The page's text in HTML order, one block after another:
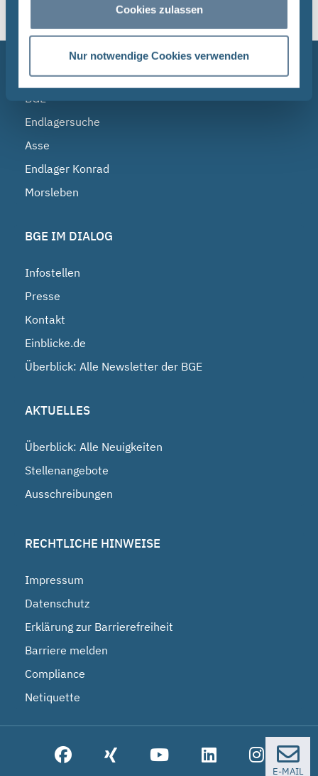
Cookies zulassen
Nur notwendige Cookies verwenden
NAVIGATION
BGE
Endlagersuche
Asse
Endlager Konrad
Morsleben
BGE IM DIALOG
Infostellen
Presse
Kontakt
Einblicke.de
Überblick: Alle Newsletter der BGE
AKTUELLES
Überblick: Alle Neuigkeiten
Stellenangebote
Ausschreibungen
RECHTLICHE HINWEISE
Impressum
Datenschutz
Erklärung zur Barrierefreiheit
Barriere melden
Compliance
Netiquette
E-MAIL